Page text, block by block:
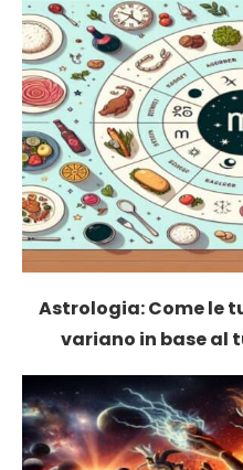
Astrologia: Come le
variano in base al